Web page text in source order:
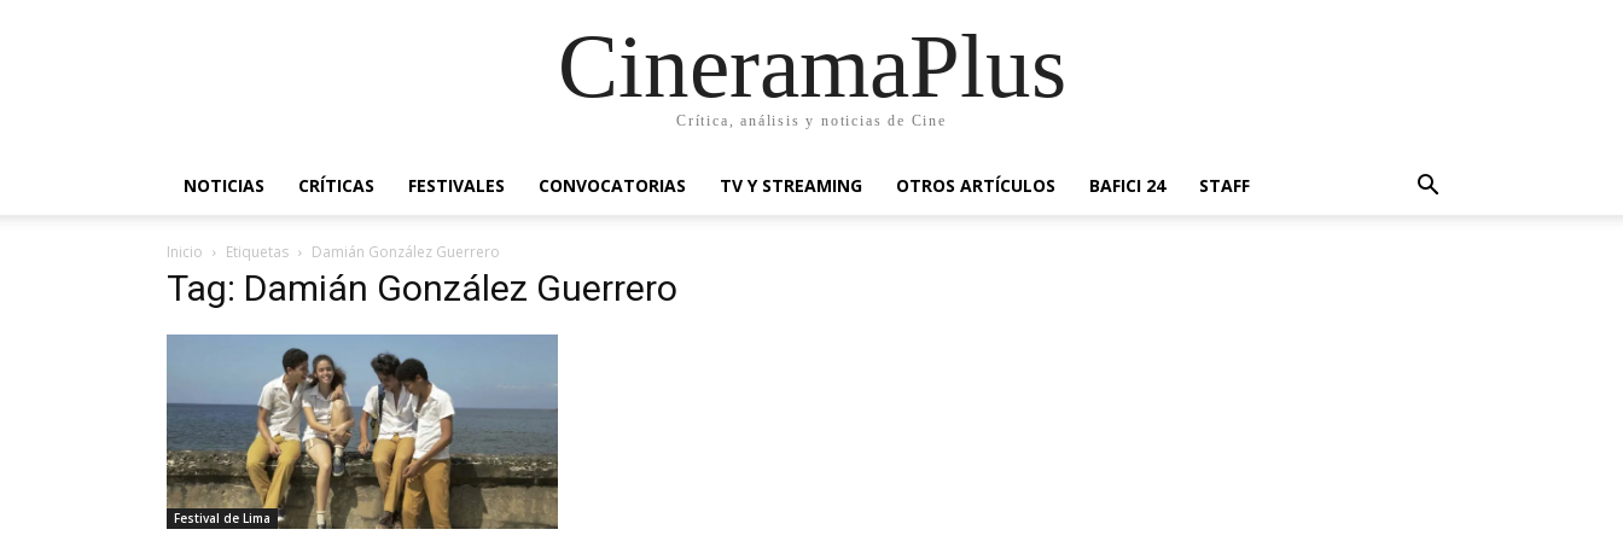
CineramaPlus
Crítica, análisis y noticias de Cine
NOTICIAS CRÍTICAS FESTIVALES CONVOCATORIAS TV Y STREAMING OTROS ARTÍCULOS BAFICI 24 STAFF
Inicio Etiquetas Damián González Guerrero
Tag: Damián González Guerrero
Festival de Lima